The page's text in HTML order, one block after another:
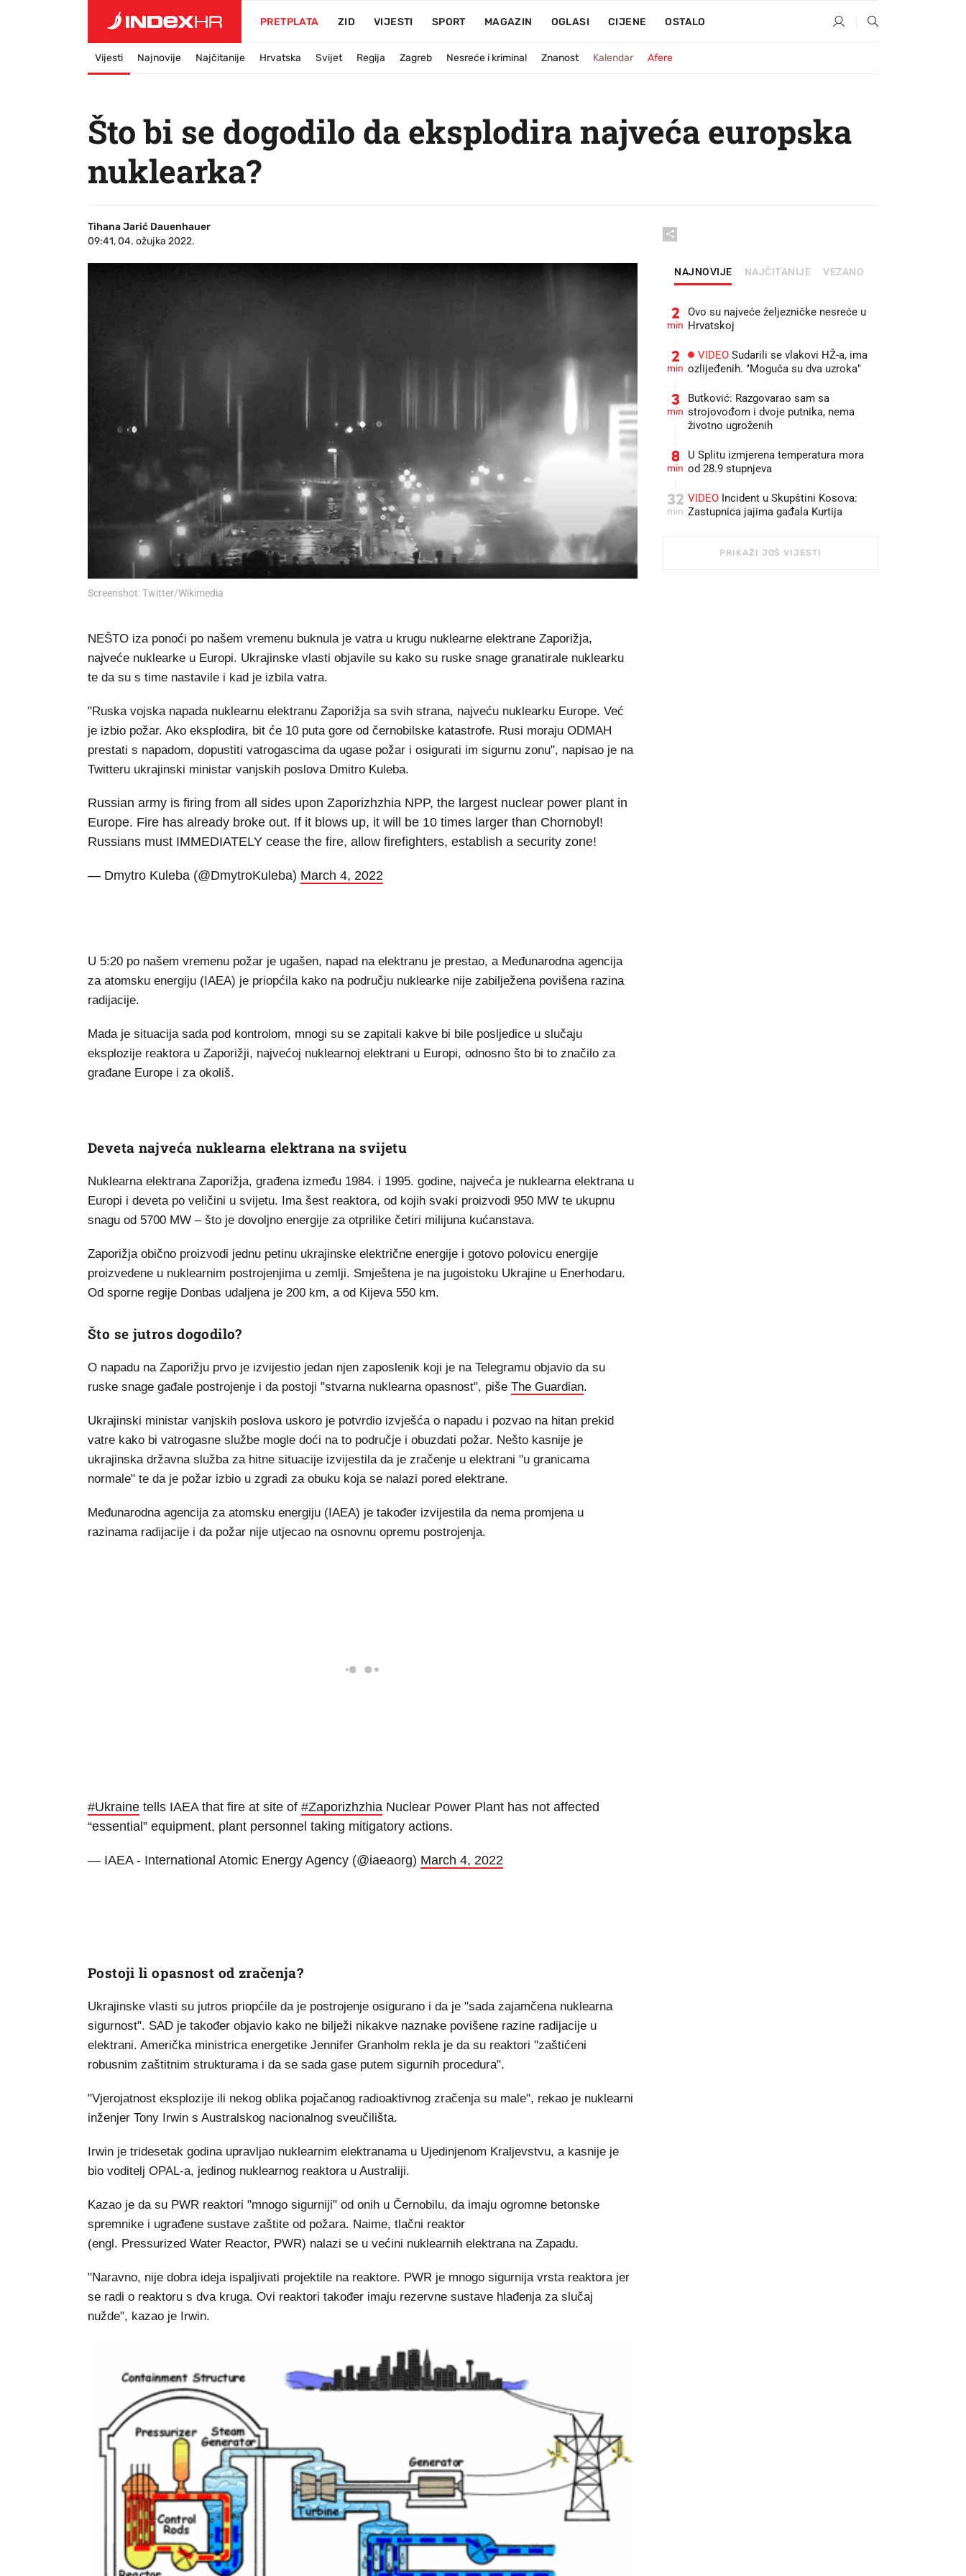
PRETPLATA ZID VIJESTI SPORT MAGAZIN OGLASI CIJENE OSTALO
Vijesti Najnovije Najčitanije Hrvatska Svijet Regija Zagreb Nesreće i kriminal Znanost Kalendar Afere
Što bi se dogodilo da eksplodira najveća europska
nuklearka?
Tihana Jarić Dauenhauer
09:41, 04. ožujka 2022.
Screenshot: Twitter/Wikimedia
NEŠTO iza ponoći po našem vremenu buknula je vatra u krugu nuklearne elektrane Zaporižja,
najveće nuklearke u Europi. Ukrajinske vlasti objavile su kako su ruske snage granatirale nuklearku
te da su s time nastavile i kad je izbila vatra.
"Ruska vojska napada nuklearnu elektranu Zaporižja sa svih strana, najveću nuklearku Europe. Već
je izbio požar. Ako eksplodira, bit će 10 puta gore od černobilske katastrofe. Rusi moraju ODMAH
prestati s napadom, dopustiti vatrogascima da ugase požar i osigurati im sigurnu zonu", napisao je na
Twitteru ukrajinski ministar vanjskih poslova Dmitro Kuleba.
Russian army is firing from all sides upon Zaporizhzhia NPP, the largest nuclear power plant in
Europe. Fire has already broke out. If it blows up, it will be 10 times larger than Chornobyl!
Russians must IMMEDIATELY cease the fire, allow firefighters, establish a security zone!
— Dmytro Kuleba (@DmytroKuleba) March 4, 2022
U 5:20 po našem vremenu požar je ugašen, napad na elektranu je prestao, a Međunarodna agencija
za atomsku energiju (IAEA) je priopćila kako na području nuklearke nije zabilježena povišena razina
radijacije.
Mada je situacija sada pod kontrolom, mnogi su se zapitali kakve bi bile posljedice u slučaju
eksplozije reaktora u Zaporižji, najvećoj nuklearnoj elektrani u Europi, odnosno što bi to značilo za
građane Europe i za okoliš.
Deveta najveća nuklearna elektrana na svijetu
Nuklearna elektrana Zaporižja, građena između 1984. i 1995. godine, najveća je nuklearna elektrana u
Europi i deveta po veličini u svijetu. Ima šest reaktora, od kojih svaki proizvodi 950 MW te ukupnu
snagu od 5700 MW – što je dovoljno energije za otprilike četiri milijuna kućanstava.
Zaporižja obično proizvodi jednu petinu ukrajinske električne energije i gotovo polovicu energije
proizvedene u nuklearnim postrojenjima u zemlji. Smještena je na jugoistoku Ukrajine u Enerhodaru.
Od sporne regije Donbas udaljena je 200 km, a od Kijeva 550 km.
Što se jutros dogodilo?
O napadu na Zaporižju prvo je izvijestio jedan njen zaposlenik koji je na Telegramu objavio da su
ruske snage gađale postrojenje i da postoji "stvarna nuklearna opasnost", piše The Guardian.
Ukrajinski ministar vanjskih poslova uskoro je potvrdio izvješća o napadu i pozvao na hitan prekid
vatre kako bi vatrogasne službe mogle doći na to područje i obuzdati požar. Nešto kasnije je
ukrajinska državna služba za hitne situacije izvijestila da je zračenje u elektrani "u granicama
normale" te da je požar izbio u zgradi za obuku koja se nalazi pored elektrane.
Međunarodna agencija za atomsku energiju (IAEA) je također izvijestila da nema promjena u
razinama radijacije i da požar nije utjecao na osnovnu opremu postrojenja.
#Ukraine tells IAEA that fire at site of #Zaporizhzhia Nuclear Power Plant has not affected
“essential” equipment, plant personnel taking mitigatory actions.
— IAEA - International Atomic Energy Agency (@iaeaorg) March 4, 2022
Postoji li opasnost od zračenja?
Ukrajinske vlasti su jutros priopćile da je postrojenje osigurano i da je "sada zajamčena nuklearna
sigurnost". SAD je također objavio kako ne bilježi nikakve naznake povišene razine radijacije u
elektrani. Američka ministrica energetike Jennifer Granholm rekla je da su reaktori "zaštićeni
robusnim zaštitnim strukturama i da se sada gase putem sigurnih procedura".
"Vjerojatnost eksplozije ili nekog oblika pojačanog radioaktivnog zračenja su male", rekao je nuklearni
inženjer Tony Irwin s Australskog nacionalnog sveučilišta.
Irwin je tridesetak godina upravljao nuklearnim elektranama u Ujedinjenom Kraljevstvu, a kasnije je
bio voditelj OPAL-a, jedinog nuklearnog reaktora u Australiji.
Kazao je da su PWR reaktori "mnogo sigurniji" od onih u Černobilu, da imaju ogromne betonske
spremnike i ugrađene sustave zaštite od požara. Naime, tlačni reaktor
(engl. Pressurized Water Reactor, PWR) nalazi se u većini nuklearnih elektrana na Zapadu.
"Naravno, nije dobra ideja ispaljivati projektile na reaktore. PWR je mnogo sigurnija vrsta reaktora jer
se radi o reaktoru s dva kruga. Ovi reaktori također imaju rezervne sustave hlađenja za slučaj
nužde", kazao je Irwin.
NAJNOVIJE NAJČITANIJE VEZANO
2
min
Ovo su najveće željezničke nesreće u
Hrvatskoj
2
min
VIDEO Sudarili se vlakovi HŽ-a, ima
ozlijeđenih. "Moguća su dva uzroka"
3
min
Butković: Razgovarao sam sa
strojovođom i dvoje putnika, nema
životno ugroženih
8
min
U Splitu izmjerena temperatura mora
od 28.9 stupnjeva
32
min
VIDEO Incident u Skupštini Kosova:
Zastupnica jajima gađala Kurtija
PRIKAŽI JOŠ VIJESTI